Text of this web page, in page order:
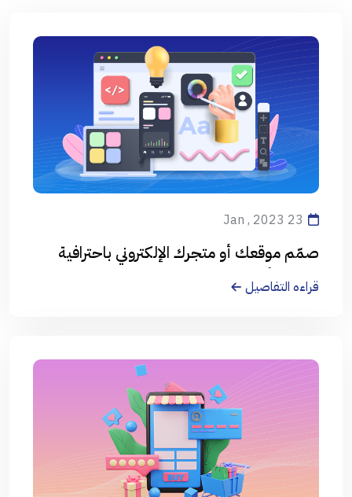
23 Jan , 2023
صمّم موقعك أو متجرك الإلكتروني باحترافية
على يد أفضل المصممين
قراءه التفاصيل